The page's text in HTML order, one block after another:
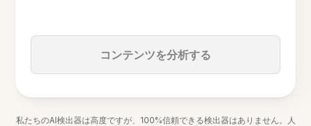
コンテンツを分析する
私たちのAI検出器は高度ですが、100%信頼できる検出器はありません。人